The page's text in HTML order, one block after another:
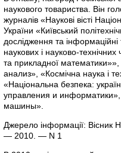
наукового товариства. Він
журналів «Наукові вісті
України «Київський
дослідження та інформаційні
наукових і науково-
та прикладної
анализ», «Космічна наука і
«Національна безпека:
управления и
машины».
Джерело інформації: Вісник
— 2010. — N 1